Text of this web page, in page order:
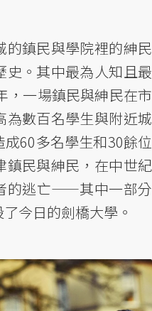
的鎮民與學院裡的紳民
史。其中最為人知且最
，一場鎮民與紳民在市
為數百名學生與附近城
60多名學生和30餘位
鎮民與紳民，在中世紀
的逃亡——其中一部分
今日的劍橋大學。